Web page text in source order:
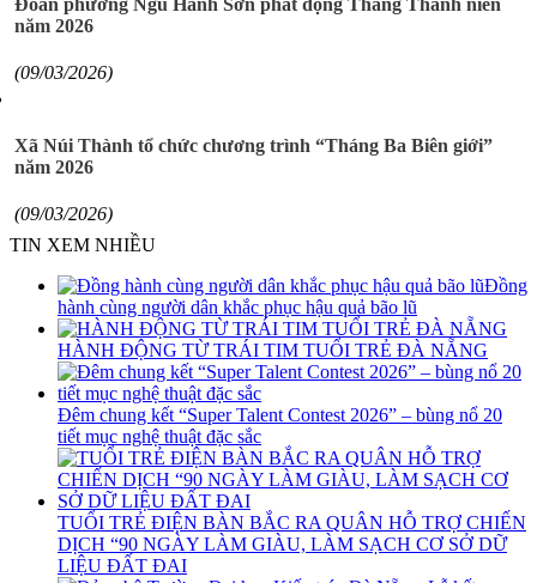
năm 2026
(09/03/2026)
Xã Núi Thành tổ chức chương trình “Tháng Ba Biên giới”
năm 2026
(09/03/2026)
TIN XEM NHIỀU
Đồng
hành cùng người dân khắc phục hậu quả bão lũ
HÀNH ĐỘNG TỪ TRÁI TIM TUỔI TRẺ ĐÀ NẴNG
Đêm chung kết “Super Talent Contest 2026” – bùng nổ 20
tiết mục nghệ thuật đặc sắc
TUỔI TRẺ ĐIỆN BÀN BẮC RA QUÂN HỖ TRỢ CHIẾN
DỊCH “90 NGÀY LÀM GIÀU, LÀM SẠCH CƠ SỞ DỮ
LIỆU ĐẤT ĐAI